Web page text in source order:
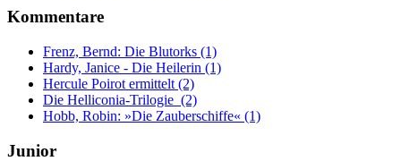
Kommentare
Frenz, Bernd: Die Blutorks (1)
Hardy, Janice - Die Heilerin (1)
Hercule Poirot ermittelt (2)
Die Helliconia-Trilogie (2)
Hobb, Robin: »Die Zauberschiffe« (1)
Junior